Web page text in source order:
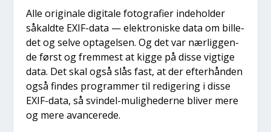
Alle ori­gi­na­le digi­ta­le foto­gra­fi­er inde­hol­der
såkald­te EXIF-data — elek­tro­ni­ske data om bil­le­
det og sel­ve opta­gel­sen. Og det var nær­lig­gen­
de først og frem­mest at kig­ge på dis­se vig­ti­ge
data. Det skal også slås fast, at der efter­hån­den
også fin­des pro­gram­mer til redi­ge­ring i dis­se
EXIF-data, så svin­del-mulig­he­der­ne bli­ver mere
og mere avan­ce­re­de.